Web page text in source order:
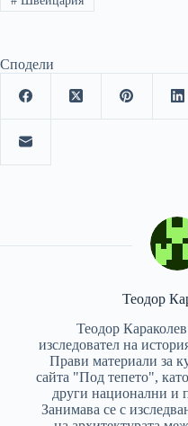
Сподели
Теодор
Теодор
изследовател на
Прави материали за
сайта "Под тепето",
други национални и
Занимава се с